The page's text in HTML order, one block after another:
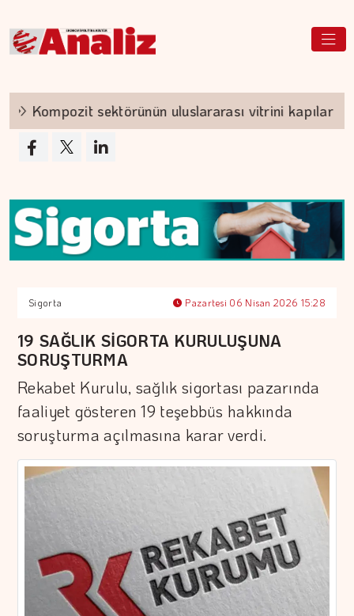
Kompozit sektörünün uluslararası vitrini kapılarını
Sigorta Pazartesi 06 Nisan 2026 15:28
19 SAĞLIK SİGORTA KURULUŞUNA
SORUŞTURMA
Rekabet Kurulu, sağlık sigortası pazarında
faaliyet gösteren 19 teşebbüs hakkında
soruşturma açılmasına karar verdi.